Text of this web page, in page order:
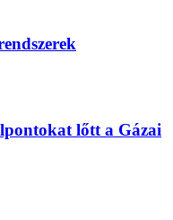
lőtt a Gázai